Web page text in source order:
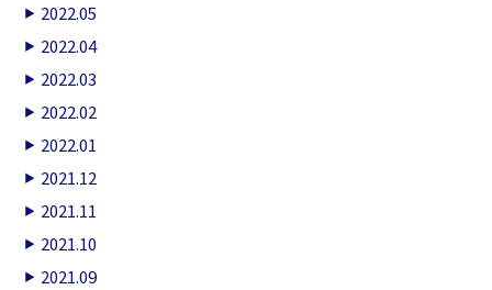
2022.05
2022.04
2022.03
2022.02
2022.01
2021.12
2021.11
2021.10
2021.09